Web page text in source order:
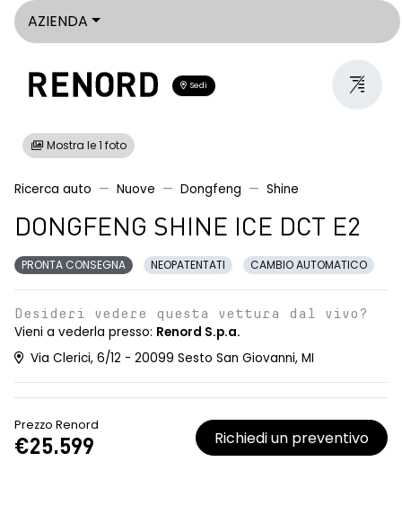
AZIENDA
Sedi
Mostra le 1 foto
Ricerca auto Nuove Dongfeng Shine
DONGFENG SHINE ICE DCT E2
PRONTA CONSEGNA NEOPATENTATI CAMBIO AUTOMATICO
Desideri vedere questa vettura dal vivo?
Vieni a vederla presso: Renord S.p.a.
Via Clerici, 6/12 - 20099 Sesto San Giovanni, MI
Prezzo Renord
€25.599 Richiedi un preventivo